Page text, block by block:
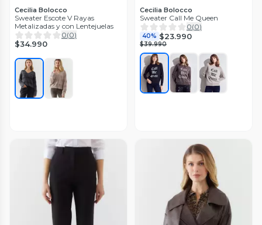
Cecilia Bolocco
Sweater Escote V Rayas
Metalizadas y con Lentejuelas
0(0)
$34.990
Cecilia Bolocco
Sweater Call Me Queen
0(0)
40% $23.990
$39.990